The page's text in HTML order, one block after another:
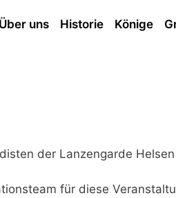
Über uns Historie Könige
der Lanzengarde
für diese